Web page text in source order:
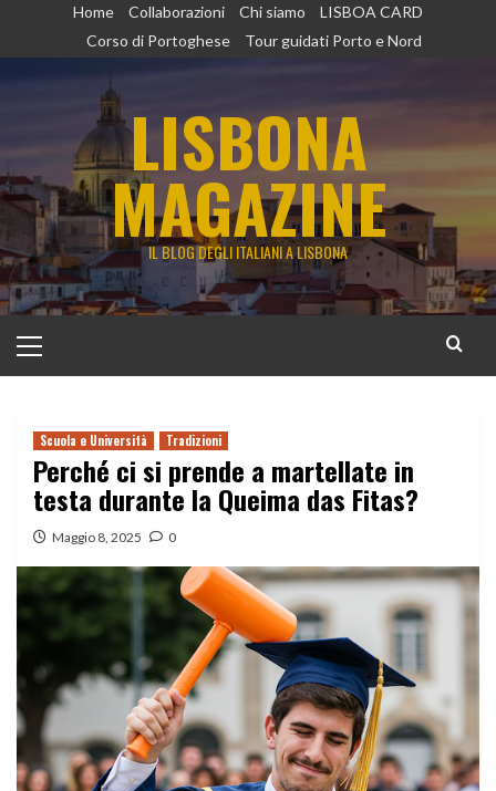
Home Collaborazioni Chi siamo
LISBOA CARD
Corso di Portoghese
Tour guidati Porto e Nord
LISBONA
MAGAZINE
IL BLOG DEGLI ITALIANI A LISBONA
principale
Scuola e Università Tradizioni
Perché ci si prende a martellate in
testa durante la Queima das Fitas?
Maggio 8, 2025 0